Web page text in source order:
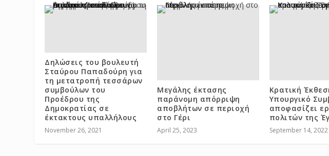
Δηλώσεις του βουλευτή
Σταύρου Παπαδούρη για
τη μετατροπή τεσσάρων
συμβούλων του
Προέδρου της
Δημοκρατίας σε
έκτακτους υπαλλήλους
November 26, 2021
Μεγάλης έκτασης
παράνομη απόρριψη
αποβλήτων σε περιοχή
στο Γέρι
April 25, 2023
Κρατική
Υπουργικό
αποφασίζει
πολιτών της
September 14, 2022